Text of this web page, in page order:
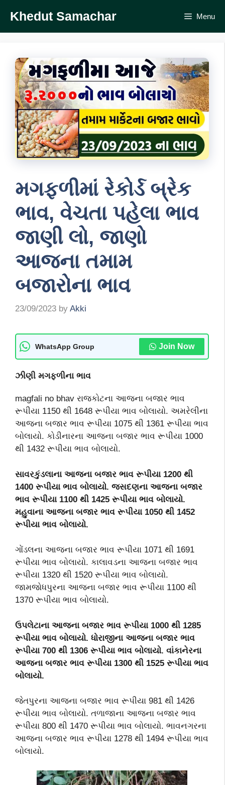
content
Khedut Samachar Menu
મગફળીમાં રેકોર્ડ બ્રેક
ભાવ, વેચતા પહેલા ભાવ
જાણી લો, જાણો
આજના તમામ
બજારોના ભાવ
23/09/2023 by Akki
WhatsApp Group Join Now
ઝીણી મગફળીના ભાવ
magfali no bhav રાજકોટના આજના બજાર ભાવ
રૂપીયા 1150 થી 1648 રૂપીયા ભાવ બોલાયો. અમરેલીના
આજના બજાર ભાવ રૂપીયા 1075 થી 1361 રૂપીયા ભાવ
બોલાયો. કોડીનારના આજના બજાર ભાવ રૂપીયા 1000
થી 1432 રૂપીયા ભાવ બોલાયો.
સાવરકુંડલાના આજના બજાર ભાવ રૂપીયા 1200 થી
1400 રૂપીયા ભાવ બોલાયો. જસદણના આજના બજાર
ભાવ રૂપીયા 1100 થી 1425 રૂપીયા ભાવ બોલાયો.
મહુવાના આજના બજાર ભાવ રૂપીયા 1050 થી 1452
રૂપીયા ભાવ બોલાયો.
ગોંડલના આજના બજાર ભાવ રૂપીયા 1071 થી 1691
રૂપીયા ભાવ બોલાયો. કાલાવડના આજના બજાર ભાવ
રૂપીયા 1320 થી 1520 રૂપીયા ભાવ બોલાયો.
જામજોધપુરના આજના બજાર ભાવ રૂપીયા 1100 થી
1370 રૂપીયા ભાવ બોલાયો.
ઉપલેટાના આજના બજાર ભાવ રૂપીયા 1000 થી 1285
રૂપીયા ભાવ બોલાયો. ધોરાજીના આજના બજાર ભાવ
રૂપીયા 700 થી 1306 રૂપીયા ભાવ બોલાયો. વાંકાનેરના
આજના બજાર ભાવ રૂપીયા 1300 થી 1525 રૂપીયા ભાવ
બોલાયો.
જેતપુરના આજના બજાર ભાવ રૂપીયા 981 થી 1426
રૂપીયા ભાવ બોલાયો. તળાજાના આજના બજાર ભાવ
રૂપીયા 800 થી 1470 રૂપીયા ભાવ બોલાયો. ભાવનગરના
આજના બજાર ભાવ રૂપીયા 1278 થી 1494 રૂપીયા ભાવ
બોલાયો.